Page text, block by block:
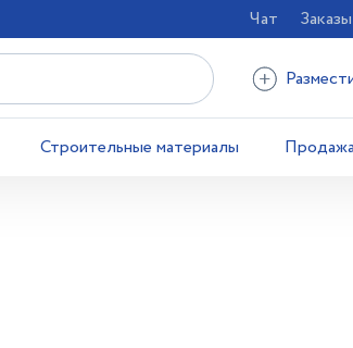
Чат Заказы
Строительные материалы